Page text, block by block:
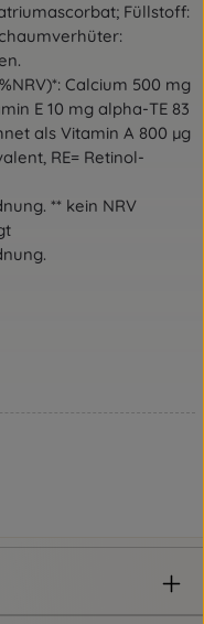
Füllstoff:
Calcium 500 mg
E 10 mg alpha-TE 83
als Vitamin A 800 µg
RE= Retinol-
** kein NRV